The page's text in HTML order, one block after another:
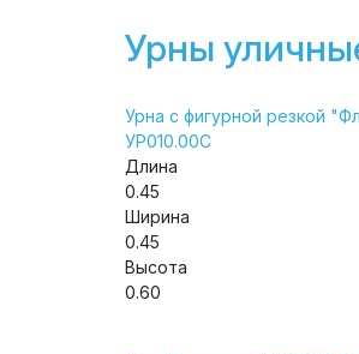
Урны
Урна с фигурной резкой
УР010.00С
Длина
0.45
Ширина
0.45
Высота
0.60